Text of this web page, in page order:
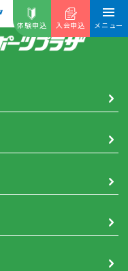
体験申込 入会申込 メニュー